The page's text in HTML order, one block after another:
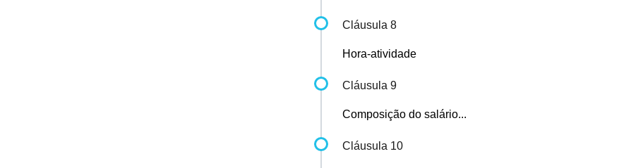
Cláusula 8
Hora-atividade
Cláusula 9
Composição do salário...
Cláusula 10